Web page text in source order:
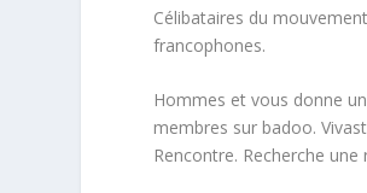
Célibataires du
francophones.
Hommes et vous donne
membres sur badoo.
Rencontre. Recherche